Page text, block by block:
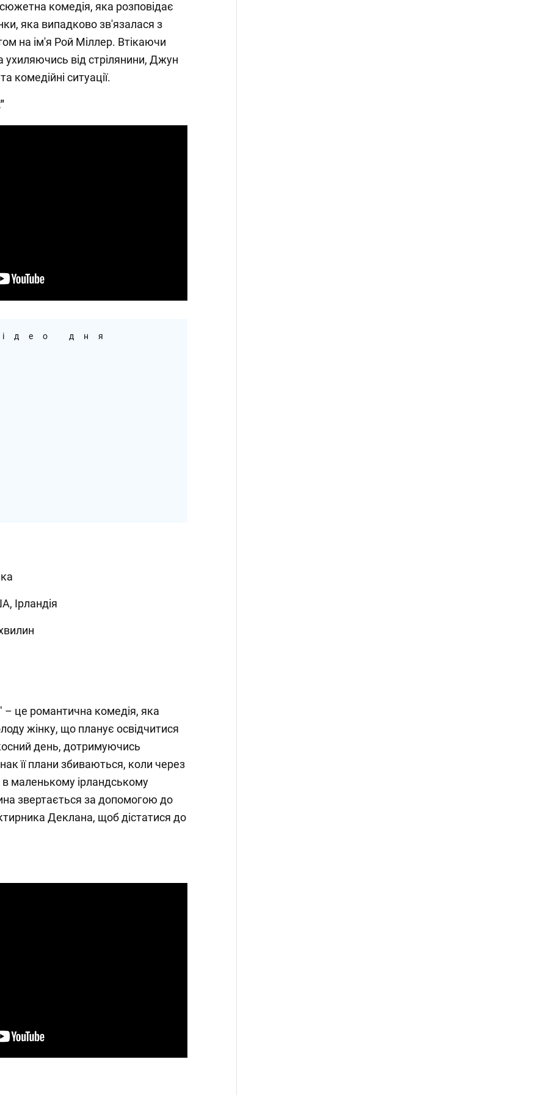
комедія, яка розповідає
яка випадково зв'язалася з
на ім'я Рой Міллер. Втікаючи
ухиляючись від стрілянини, Джун
комедійні ситуації.
дня
Ірландія
– це романтична комедія, яка
жінку, що планує освідчитися
день, дотримуючись
її плани збиваються, коли через
маленькому ірландському
звертається за допомогою до
Деклана, щоб дістатися до